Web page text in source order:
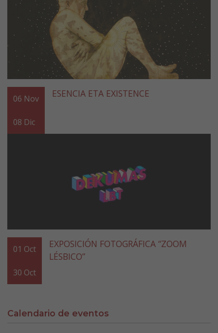
06 Nov
08 Dic
ESENCIA ETA EXISTENCE
01 Oct
30 Oct
EXPOSICIÓN FOTOGRÁFICA “ZOOM
LÉSBICO”
Calendario de eventos